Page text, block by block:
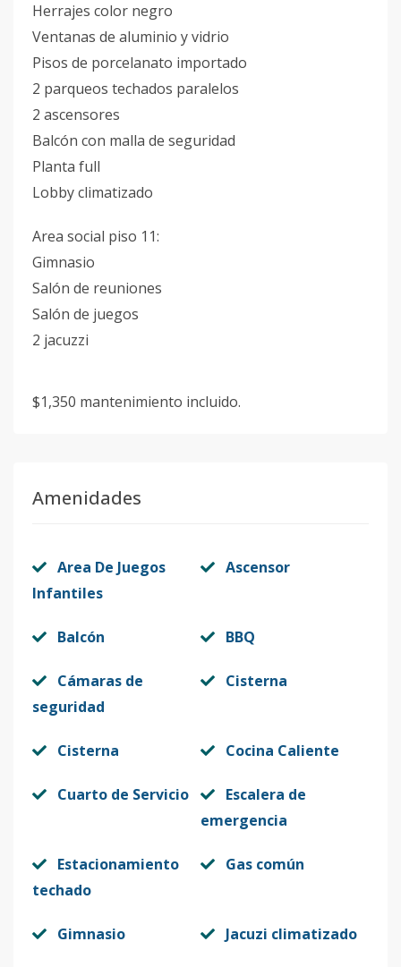
Herrajes color negro
Ventanas de aluminio y vidrio
Pisos de porcelanato importado
2 parqueos techados paralelos
2 ascensores
Balcón con malla de seguridad
Planta full
Lobby climatizado
Area social piso 11:
Gimnasio
Salón de reuniones
Salón de juegos
2 jacuzzi
$1,350 mantenimiento incluido.
Amenidades
Area De Juegos
Infantiles
Ascensor
Balcón BBQ
Cámaras de
seguridad
Cisterna
Cisterna Cocina Caliente
Cuarto de Servicio
Escalera de
emergencia
Estacionamiento
techado
Gas común
Gimnasio Jacuzi climatizado